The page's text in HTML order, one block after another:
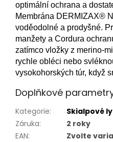
optimální ochrana a
Membrána DERMIZAX®
voděodolné a prodyšné.
manžety a Cordura
zatímco vložky z merino-
rychle obléci nebo
vysokohorských túr, když
Doplňkové
Kategorie:
Skialpové
Záruka:
2 roky
EAN:
Zvolte